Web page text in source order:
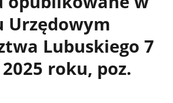
Urzędowym
Lubuskiego 7
roku, poz.